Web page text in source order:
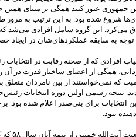
جمهوری عبور کنند همگی بر مبنای
شروع شده بود. به این ترتیب به مرور
می‌کرد. این گروه شامل افرادی می‌شد که
توجه به سابقه عملکردهای‌شان در ایجاد
همگی از اعضای ساختار قدرت در
که نمی‌خواستند از بین نامزدان متعلق
انتخابات برای بنی‌صدر اعلام شده
نبود.